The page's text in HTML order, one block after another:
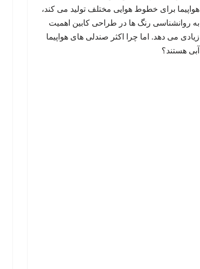
هواپیما برای خطوط هوایی مختلف تولید می کند،
به روانشناسی رنگ ها در طراحی کابین اهمیت
زیادی می دهد. اما چرا اکثر صندلی های هواپیما
آبی هستند؟